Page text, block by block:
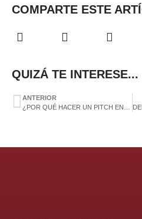
COMPARTE ESTE
QUIZÁ TE INTERESE...
ANTERIOR